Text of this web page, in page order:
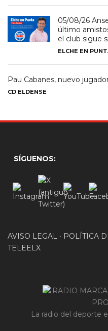
05/08/26
último
el club sigue
ELCHE EN
Pau Cabanes, nuevo
CD ELDENSE
SÍGUENOS:
AVISO LEGAL • POLÍTICA
TELEELX
La radio del deporte